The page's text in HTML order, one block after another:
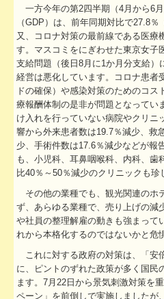
社会保険労務士業務
会計・税務システム
出版物紹介
リンク集
過去のセミナー
事務所通信バックナンバー
社会福祉法人ＮＰＯ法人料金表
社長メニューASP版
TKCシステムのご紹介
一方今年の第2四半期（4月から6
（GDP）は、前年同期対比で27.8％
又、コロナ対策の最前線である医療
す。マスコミをにぎわせた東京女子
支給問題（後日8月に1か月分支給）
経営は悪化しています。コロナ患者
ドの確保）や感染対策のためのコ
療報酬体制の是非が問題となってい
け入れを行っていない病院やクリニ
響から外来患者数は19.7％減少、救
少、手術件数は17.6％減少などが報
も、小児科、耳鼻咽喉科、内科、歯
比40％～50％減少のクリニックも珍
その他の業種でも、観光関連のホ
ず、あらゆる業種で、売り上げの減
や社員の整理解雇の動きも強まって
れから本格化するのではないかと危
これに対する政府の対策は、「安
に、ピントのずれた政策が多く国民
ます。7月22日から景気刺激対策を
ペーン」を前倒しで実施しましたが